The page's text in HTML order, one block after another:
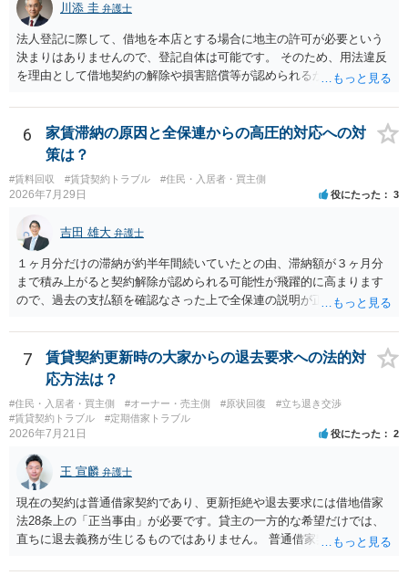
川添 圭 弁護士
法人登記に際して、借地を本店とする場合に地主の許可が必要という
決まりはありませんので、登記自体は可能です。 そのため、用法違反
を理由として借地契約の解除や損害賠償等が認められるかどうかが問
の建物を住居用に限定する（事業に使用しない）特約があると評価で
きるかどうかが重要でしょう（借地契約締結後に賃借人が建物を店舗
に改装したという事案で、住居に限定する特約までは存在しなかった
として契約解除を認めなかった裁判例があります）。契約条項の記載
や解釈の問題になりますので、弁護士へ直接相談されることをお勧め
します。
6
家賃滞納の原因と全保連からの高圧的対応への対
策は？
#賃料回収 #賃貸契約トラブル #住民・入居者・買主側
2026年7月29日 役にたった 3
吉田 雄大 弁護士
１ヶ月分だけの滞納が約半年間続いていたとの由、滞納額が３ヶ月分
まで積み上がると契約解除が認められる可能性が飛躍的に高まります
ので、過去の支払額を確認なさった上で全保連の説明が正しければ、
た理由は気になるところですが、中身のある返答は期待できないと思
います。
7
賃貸契約更新時の大家からの退去要求への法的対
応方法は？
#住民・入居者・買主側 #オーナー・売主側 #原状回復
#立ち退き交渉
#賃貸契約トラブル
#定期借家トラブル
2026年7月21日 役にたった 2
王 宣麟 弁護士
現在の契約は普通借家契約であり、更新拒絶や退去要求には借地借家
法28条上の「正当事由」が必要です。貸主の一方的な希望だけでは、
直ちに退去義務が生じるものではありません。 普通借家契約から定期
新たな定期借家契約を締結する形になりますが、これは任意の合意が